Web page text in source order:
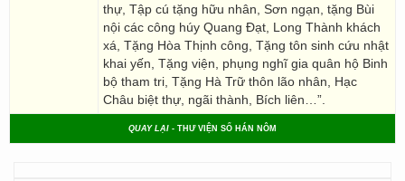
thự, Tập cú tặng hữu nhân, Sơn ngạn, tặng Bùi
nội các công húy Quang Đạt, Long Thành khách
xá, Tặng Hòa Thịnh công, Tặng tôn sinh cứu nhật
khai yến, Tặng viện, phụng nghĩ gia quân hộ Binh
bộ tham tri, Tặng Hà Trữ thôn lão nhân, Hạc
Châu biệt thự, ngãi thành, Bích liên…”.
QUAY LẠI - THƯ VIỆN SỐ HÁN NÔM